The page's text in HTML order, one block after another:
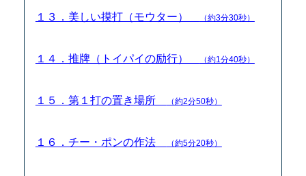
１３．美しい摸打（モウター） （約3分30秒）
１４．推牌（トイパイの励行） （約1分40秒）
１５．第１打の置き場所 （約2分50秒）
１６．チー・ポンの作法 （約5分20秒）